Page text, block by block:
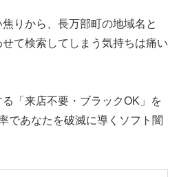
りから、長万部町の地域名と
せて検索してしまう気持ちは痛い
「来店不要・ブラックOK」を
であなたを破滅に導くソフト闇